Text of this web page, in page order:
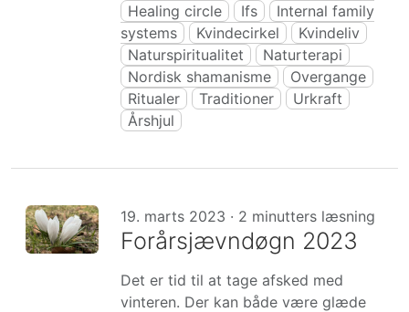
Healing circle
Ifs
Internal family
systems
Kvindecirkel
Kvindeliv
Naturspiritualitet
Naturterapi
Nordisk shamanisme
Overgange
Ritualer
Traditioner
Urkraft
Årshjul
19. marts 2023 · 2 minutters læsning
Forårsjævndøgn 2023
Det er tid til at tage afsked med
vinteren. Der kan både være glæde